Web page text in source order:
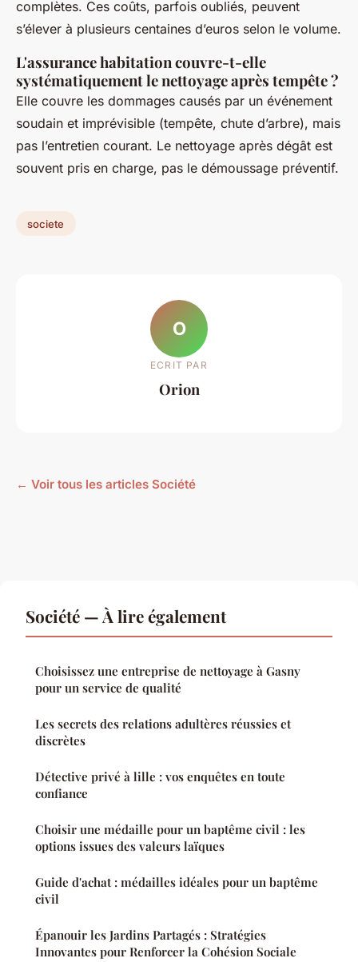
complètes. Ces coûts, parfois oubliés, peuvent
s’élever à plusieurs centaines d’euros selon le volume.
L'assurance habitation couvre-t-elle
systématiquement le nettoyage après tempête ?
Elle couvre les dommages causés par un événement
soudain et imprévisible (tempête, chute d’arbre), mais
pas l’entretien courant. Le nettoyage après dégât est
souvent pris en charge, pas le démoussage préventif.
societe
O
ECRIT PAR
Orion
← Voir tous les articles Société
Société — À lire également
Choisissez une entreprise de nettoyage à Gasny
pour un service de qualité
Les secrets des relations adultères réussies et
discrètes
Détective privé à lille : vos enquêtes en toute
confiance
Choisir une médaille pour un baptême civil : les
options issues des valeurs laïques
Guide d'achat : médailles idéales pour un baptême
civil
Épanouir les Jardins Partagés : Stratégies
Innovantes pour Renforcer la Cohésion Sociale